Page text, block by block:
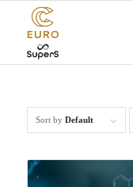
Sort by Default